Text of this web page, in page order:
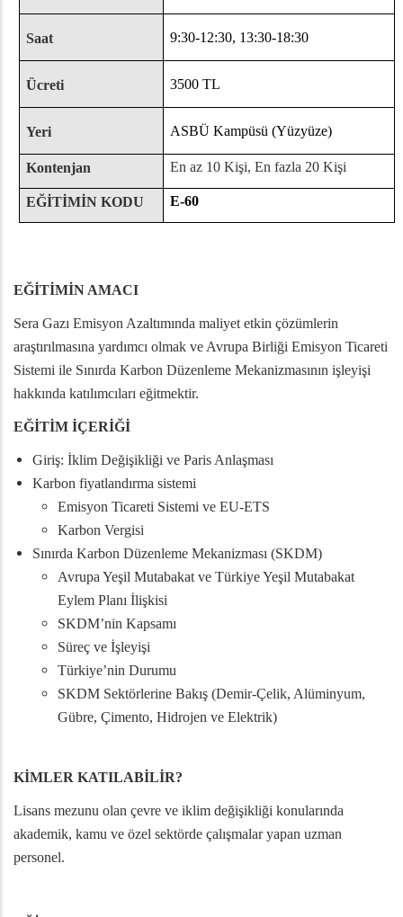
Saat 9:30-12:30, 13:30-18:30
Ücreti 3500 TL
Yeri ASBÜ Kampüsü (Yüzyüze)
Kontenjan En az 10 Kişi, En fazla 20 Kişi
EĞİTİMİN KODU E-60
EĞİTİMİN AMACI
Sera Gazı Emisyon Azaltımında maliyet etkin çözümlerin
araştırılmasına yardımcı olmak ve Avrupa Birliği Emisyon Ticareti
Sistemi ile Sınırda Karbon Düzenleme Mekanizmasının işleyişi
hakkında katılımcıları eğitmektir.
EĞİTİM İÇERİĞİ
Giriş: İklim Değişikliği ve Paris Anlaşması
Karbon fiyatlandırma sistemi
Emisyon Ticareti Sistemi ve EU-ETS
Karbon Vergisi
Sınırda Karbon Düzenleme Mekanizması (SKDM)
Avrupa Yeşil Mutabakat ve Türkiye Yeşil Mutabakat
Eylem Planı İlişkisi
SKDM’nin Kapsamı
Süreç ve İşleyişi
Türkiye’nin Durumu
SKDM Sektörlerine Bakış (Demir-Çelik, Alüminyum,
Gübre, Çimento, Hidrojen ve Elektrik)
KİMLER KATILABİLİR?
Lisans mezunu olan çevre ve iklim değişikliği konularında
akademik, kamu ve özel sektörde çalışmalar yapan uzman
personel.